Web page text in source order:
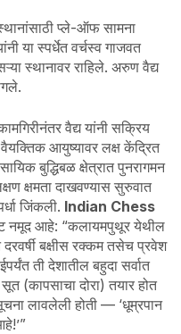
प्ले-ऑफ सामना
या स्पर्धेत वर्चस्व गाजवत
स्थानावर राहिले. अरुण वैद्य
वैद्य यांनी सक्रिय
आयुष्यावर लक्ष केंद्रित
बुद्धिबळ क्षेत्रात पुनरागमन
क्षमता दाखवण्यास सुरुवात
जिंकली. Indian Chess
नमूद आहे: “कलायमपुथूर येथील
बक्षीस रक्कम तसेच प्रवेश
ती देशातील बहुदा सर्वात
(कापसाचा दोरा) तयार होत
लावलेली होती — ‘धूम्रपान